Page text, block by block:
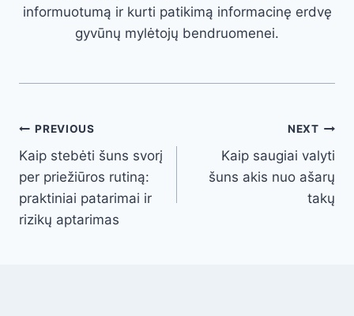
informuotumą ir kurti patikimą informacinę erdvę
gyvūnų mylėtojų bendruomenei.
Post
navigation
PREVIOUS
Kaip stebėti šuns svorį
per priežiūros rutiną:
praktiniai patarimai ir
rizikų aptarimas
NEXT
Kaip saugiai valyti
šuns akis nuo ašarų
takų